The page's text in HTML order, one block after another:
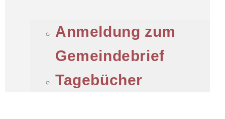
Anmeldung zum
Gemeindebrief
Tagebücher